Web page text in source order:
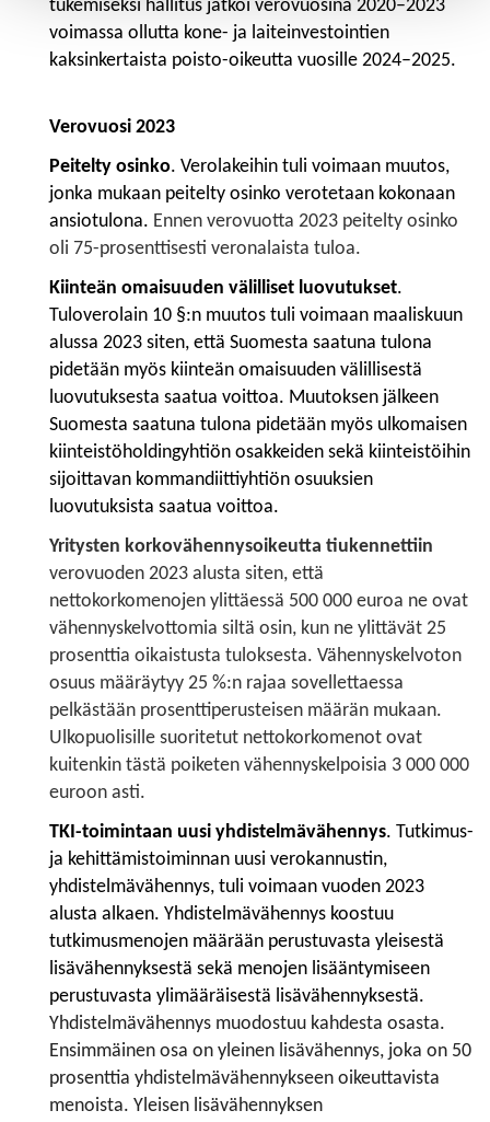
tukemiseksi hallitus jatkoi verovuosina 2020–2023
voimassa ollutta kone- ja laiteinvestointien
kaksinkertaista poisto-oikeutta vuosille 2024–2025.
Verovuosi 2023
Peitelty osinko. Verolakeihin tuli voimaan muutos,
jonka mukaan peitelty osinko verotetaan kokonaan
ansiotulona. Ennen verovuotta 2023 peitelty osinko
oli 75-prosenttisesti veronalaista tuloa.
Kiinteän omaisuuden välilliset luovutukset.
Tuloverolain 10 §:n muutos tuli voimaan maaliskuun
alussa 2023 siten, että Suomesta saatuna tulona
pidetään myös kiinteän omaisuuden välillisestä
luovutuksesta saatua voittoa. Muutoksen jälkeen
Suomesta saatuna tulona pidetään myös ulkomaisen
kiinteistöholdingyhtiön osakkeiden sekä kiinteistöihin
sijoittavan kommandiittiyhtiön osuuksien
luovutuksista saatua voittoa.
Yritysten korkovähennysoikeutta tiukennettiin
verovuoden 2023 alusta siten, että
nettokorkomenojen ylittäessä 500 000 euroa ne ovat
vähennyskelvottomia siltä osin, kun ne ylittävät 25
prosenttia oikaistusta tuloksesta. Vähennyskelvoton
osuus määräytyy 25 %:n rajaa sovellettaessa
pelkästään prosenttiperusteisen määrän mukaan.
Ulkopuolisille suoritetut nettokorkomenot ovat
kuitenkin tästä poiketen vähennyskelpoisia 3 000 000
euroon asti.
TKI-toimintaan uusi yhdistelmävähennys. Tutkimus-
ja kehittämistoiminnan uusi verokannustin,
yhdistelmävähennys, tuli voimaan vuoden 2023
alusta alkaen. Yhdistelmävähennys koostuu
tutkimusmenojen määrään perustuvasta yleisestä
lisävähennyksestä sekä menojen lisääntymiseen
perustuvasta ylimääräisestä lisävähennyksestä.
Yhdistelmävähennys muodostuu kahdesta osasta.
Ensimmäinen osa on yleinen lisävähennys, joka on 50
prosenttia yhdistelmävähennykseen oikeuttavista
menoista. Yleisen lisävähennyksen